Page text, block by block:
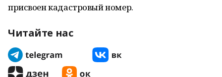
присвоен кадастровый номер.
Читайте нас